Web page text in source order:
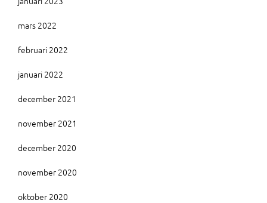
mars 2022
februari 2022
januari 2022
december 2021
november 2021
december 2020
november 2020
oktober 2020